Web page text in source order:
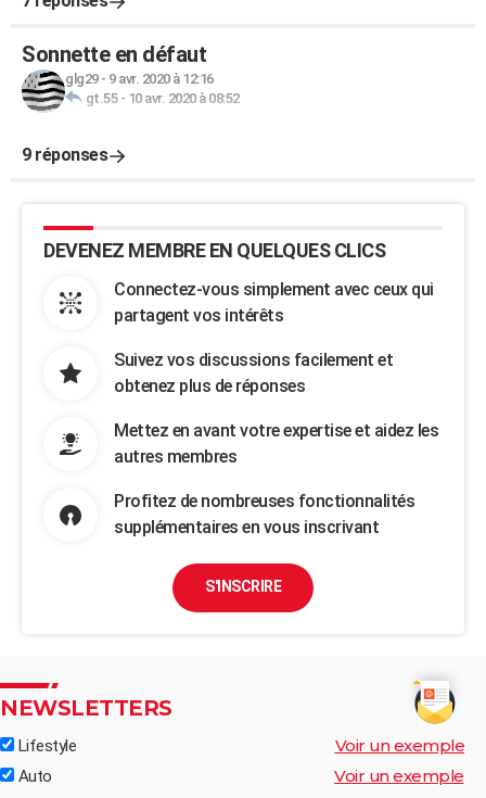
Sonnette en défaut
glg29- 9 avr. 2020 à 12:16
gt.55- 10 avr. 2020 à 08:52
9 réponses
DEVENEZ MEMBRE EN QUELQUES CLICS
Connectez-vous simplement avec ceux qui
partagent vos intérêts
Suivez vos discussions facilement et
obtenez plus de réponses
Mettez en avant votre expertise et aidez les
autres membres
Profitez de nombreuses fonctionnalités
supplémentaires en vous inscrivant
S'INSCRIRE
NEWSLETTERS
Lifestyle Voir un exemple
Auto Voir un exemple